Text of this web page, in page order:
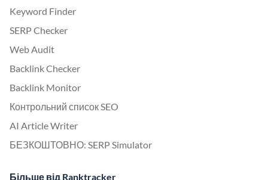
Keyword Finder
SERP Checker
Web Audit
Backlink Checker
Backlink Monitor
Контрольний список SEO
AI Article Writer
БЕЗКОШТОВНО: SERP Simulator
Більше від Ranktracker